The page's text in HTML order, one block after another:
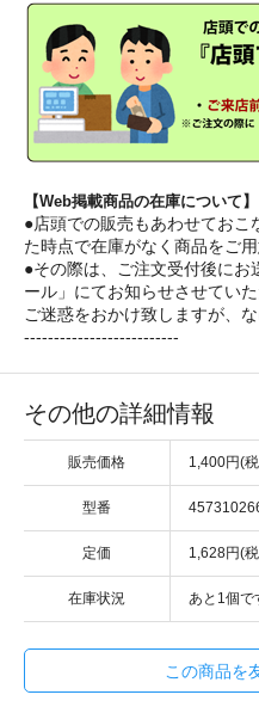
【Web掲載商品の在庫について】
●店頭での販売もあわせておこ
た時点で在庫がなく商品をご
●その際は、ご注文受付後にお
ール」にてお知らせさせていた
ご迷惑をおかけ致しますが、
--------------------------
その他の詳細情報
販売価格 1,400円(
型番
定価 1,628円(
在庫状況 あと1個で
この商品を